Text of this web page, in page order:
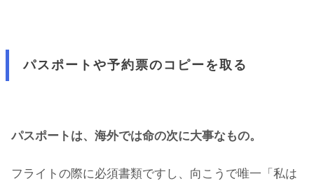
パスポートや予約票のコピーを取る
パスポートは、海外では命の次に大事なもの。
フライトの際に必須書類ですし、向こうで唯一「私は